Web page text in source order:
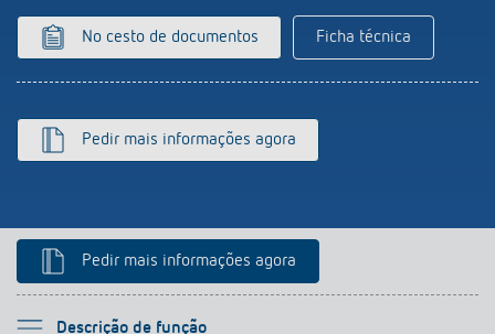
No cesto de documentos Ficha técnica
Pedir mais informações agora
Pedir mais informações agora
Descrição de função
Por favor selecione